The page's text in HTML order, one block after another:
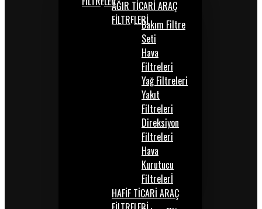
AĞIR TİCARİ ARAÇ
FİLTRELERİBakım Filtre
Seti
Hava
Filtreleri
Yağ Filtreleri
Yakıt
Filtreleri
Direksiyon
Filtreleri
Hava
Kurutucu
Filtrelerİ
HAFİF TİCARİ ARAÇ